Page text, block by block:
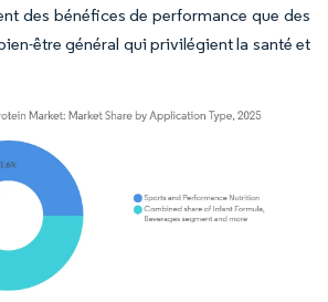
des bénéfices de performance que des
être général qui privilégient la santé et